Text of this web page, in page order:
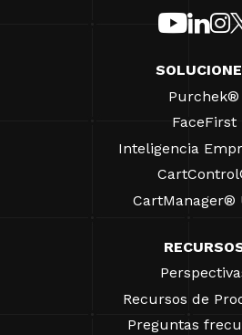
Purchek®
FaceFirst
Inteligencia
CartManager®
Recursos de
Preguntas